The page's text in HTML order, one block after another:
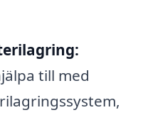
till med